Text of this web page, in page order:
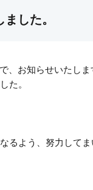
した。
、お知らせいたしま
た。
るよう、努力してま